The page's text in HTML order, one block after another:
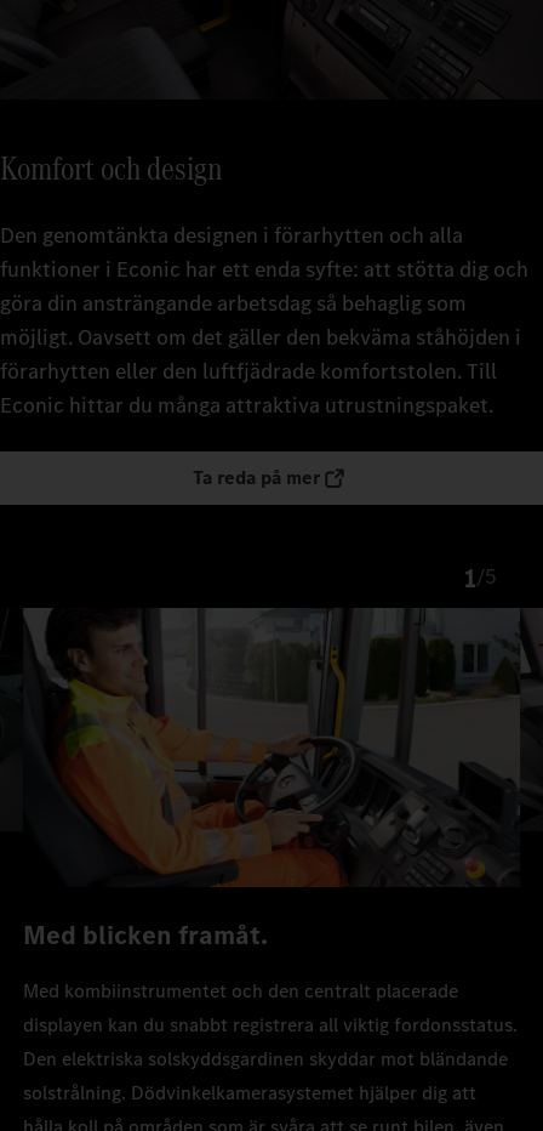
Komfort och design
Den genomtänkta designen i förarhytten och alla
funktioner i Econic har ett enda syfte: att stötta dig och
göra din ansträngande arbetsdag så behaglig som
möjligt. Oavsett om det gäller den bekväma ståhöjden i
förarhytten eller den luftfjädrade komfortstolen. Till
Econic hittar du många attraktiva utrustningspaket.
Ta reda på mer
1/5
Med blicken framåt.
Med kombiinstrumentet och den centralt placerade
displayen kan du snabbt registrera all viktig fordonsstatus.
Den elektriska solskyddsgardinen skyddar mot bländande
solstrålning. Dödvinkelkamerasystemet hjälper dig att